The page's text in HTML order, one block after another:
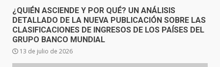
¿QUIÉN ASCIENDE Y POR QUÉ? UN ANÁLISIS
DETALLADO DE LA NUEVA PUBLICACIÓN SOBRE LAS
CLASIFICACIONES DE INGRESOS DE LOS PAÍSES DEL
GRUPO BANCO MUNDIAL
13 de julio de 2026